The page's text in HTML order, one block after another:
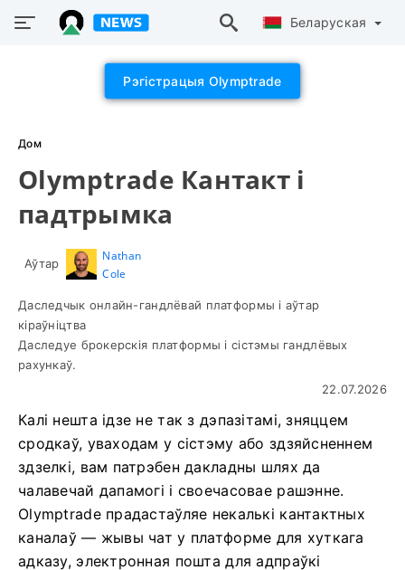
Беларуская
Рэгістрацыя Olymptrade
Дом
Olymptrade Кантакт і
падтрымка
Аўтар
Nathan
Cole
Даследчык онлайн-гандлёвай платформы і аўтар
кіраўніцтва
Даследуе брокерскія платформы і сістэмы гандлёвых
рахункаў.
22.07.2026
Калі нешта ідзе не так з дэпазітамі, зняццем
сродкаў, уваходам у сістэму або здзяйсненнем
здзелкі, вам патрэбен дакладны шлях да
чалавечай дапамогі і своечасовае рашэнне.
Olymptrade прадастаўляе некалькі кантактных
каналаў — жывы чат у платформе для хуткага
адказу, электронная пошта для адпраўкі